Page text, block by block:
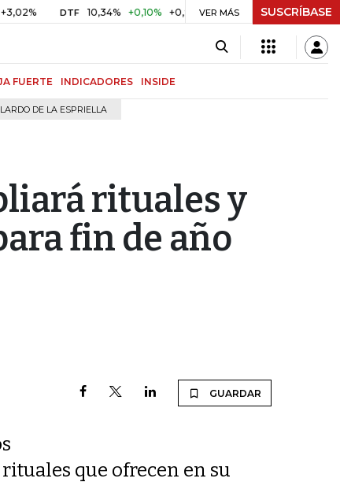
DTF 10,34% +0,10% +0,98% UVR $ 416,96 +$ 0,05 +0,01%
VER MÁS SUSCRÍBASE
FUERTE INDICADORES INSIDE
DE LA ESPRIELLA
rituales y
fin de año
GUARDAR
que ofrecen en su